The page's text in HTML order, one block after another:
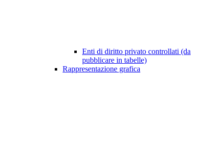
Enti di diritto privato controllati (da
pubblicare in tabelle)
Rappresentazione grafica